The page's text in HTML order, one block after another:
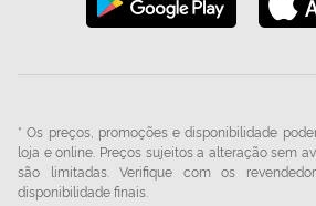
* Os preços, promoções e disponibilidade
loja e online. Preços sujeitos a alteração sem
são limitadas. Verifique com os
disponibilidade finais.